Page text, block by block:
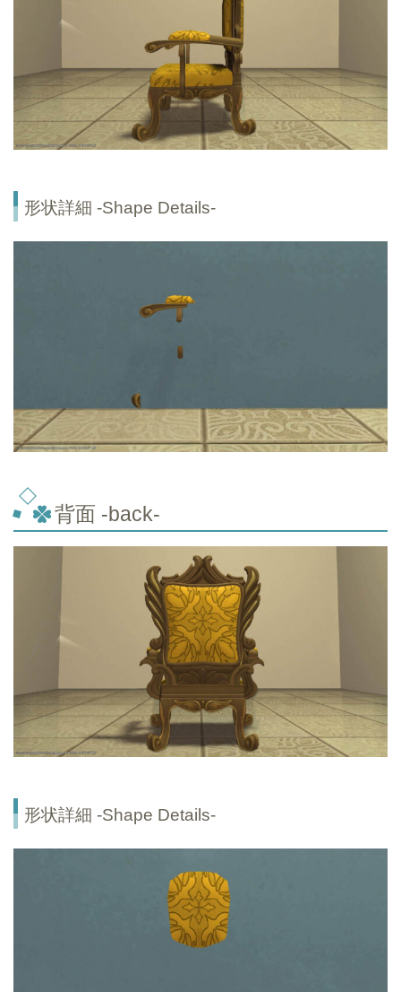
形状詳細 -Shape Details-
背面 -back-
形状詳細 -Shape Details-